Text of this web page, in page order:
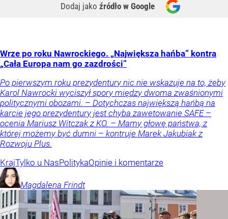
Dodaj jako źródło w Google
Wrze po roku Nawrockiego. „Największa hańba” kontra
„Cała Europa nam go zazdrości”
Po pierwszym roku prezydentury nic nie wskazuje na to, żeby
Karol Nawrocki wyciszył spory między dwoma zwaśnionymi
politycznymi obozami. – Dotychczas największą hańbą na
karcie jego prezydentury jest chyba zawetowanie SAFE –
ocenia Mariusz Witczak z KO. – Mamy głowę państwa, z
której możemy być dumni – kontruje Marek Jakubiak z
Rozwoju Plus.
KrajTylko u NasPolitykaOpinie i komentarze
Magdalena Frindt